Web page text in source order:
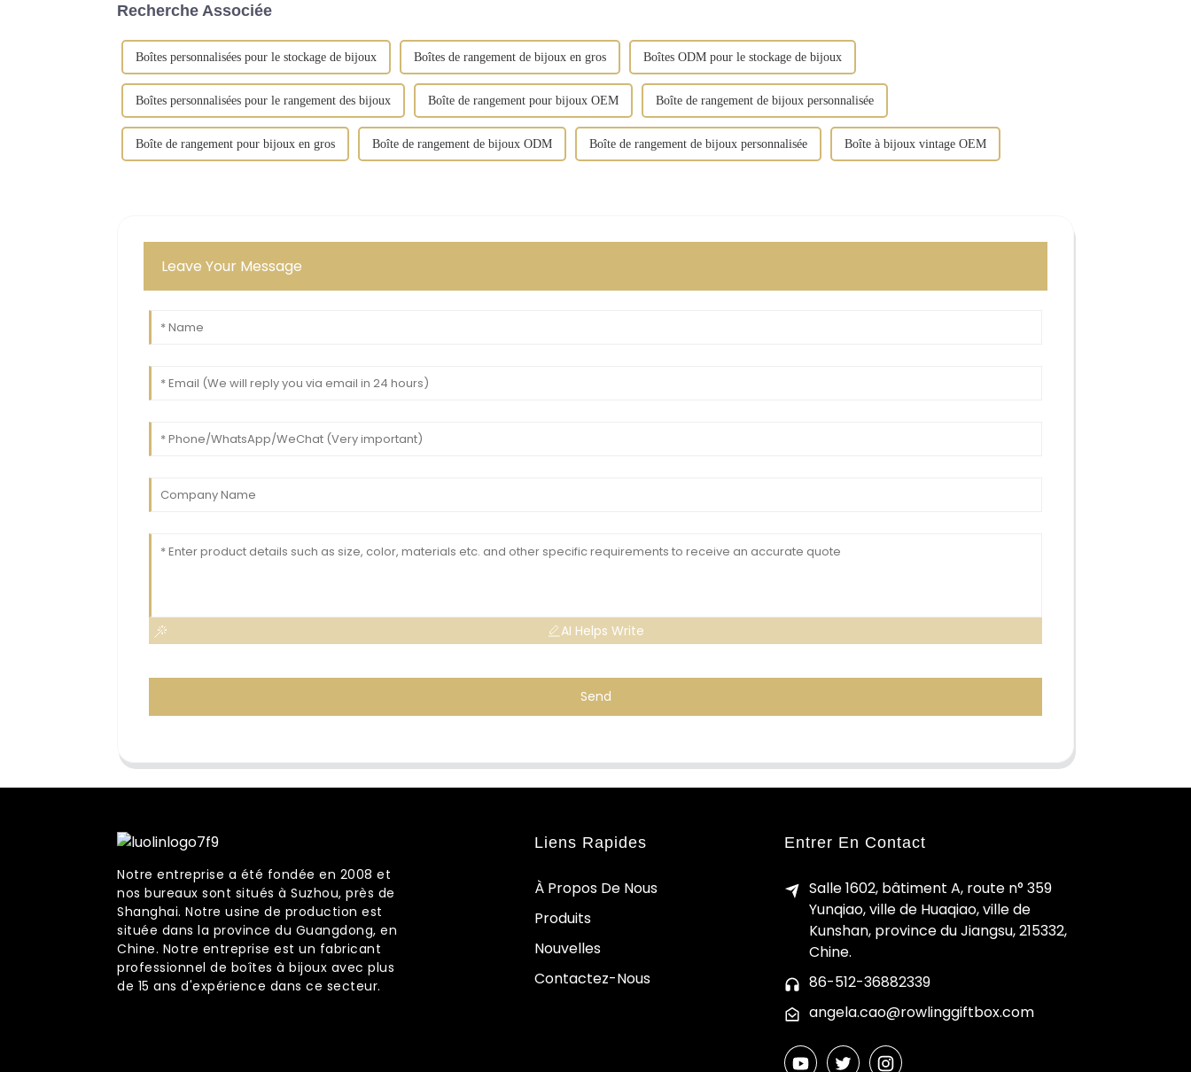
Recherche Associée
Boîtes personnalisées pour le stockage de bijoux Boîtes de rangement de bijoux en gros Boîtes ODM pour le stockage de bijoux
Boîtes personnalisées pour le rangement des bijoux Boîte de rangement pour bijoux OEM Boîte de rangement de bijoux personnalisée
Boîte de rangement pour bijoux en gros Boîte de rangement de bijoux ODM Boîte de rangement de bijoux personnalisée Boîte à bijoux vintage OEM
Leave Your Message
AI Helps Write
Send
Notre entreprise a été fondée en 2008 et
nos bureaux sont situés à Suzhou, près de
Shanghai. Notre usine de production est
située dans la province du Guangdong, en
Chine. Notre entreprise est un fabricant
professionnel de boîtes à bijoux avec plus
de 15 ans d'expérience dans ce secteur.
Liens Rapides
À Propos De Nous
Produits
Nouvelles
Contactez-Nous
Entrer En Contact
Salle 1602, bâtiment A, route n° 359
Yunqiao, ville de Huaqiao, ville de
Kunshan, province du Jiangsu, 215332,
Chine.
86-512-36882339
angela.cao@rowlinggiftbox.com